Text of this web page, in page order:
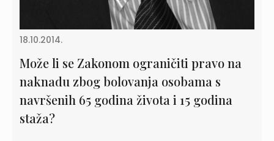
18.10.2014.
Može li se Zakonom ograničiti pravo na
naknadu zbog bolovanja osobama s
navršenih 65 godina života i 15 godina
staža?